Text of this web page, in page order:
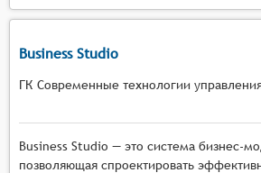
Business Studio
ГК Современные технологии
Business Studio — это система бизнес-
позволяющая спроектировать